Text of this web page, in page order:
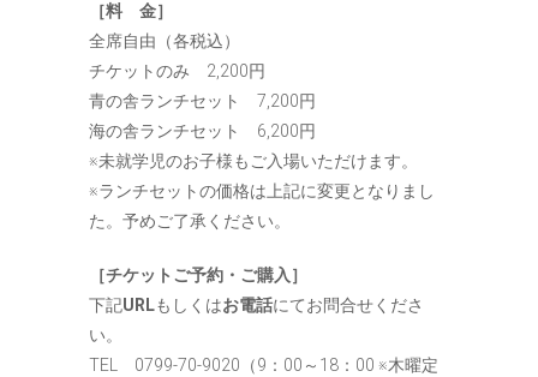
［料 金］
全席自由（各税込）
チケットのみ 2,200円
青の舎ランチセット 7,200円
海の舎ランチセット 6,200円
※未就学児のお子様もご入場いただけます。
※ランチセットの価格は上記に変更となりまし
た。予めご了承ください。
［チケットご予約・ご購入］
下記URLもしくはお電話にてお問合せくださ
い。
TEL 0799‐70‐9020（9：00～18：00 ※木曜定